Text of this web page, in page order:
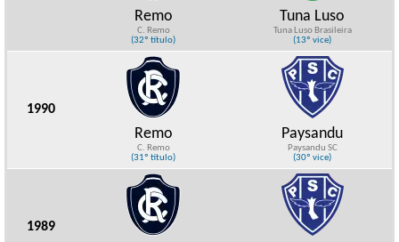
Remo
C. Remo
(32º título)
Tuna Luso
Tuna Luso Brasileira
(13º vice)
1990
Remo
C. Remo
(31º título)
Paysandu
Paysandu SC
(30º vice)
1989